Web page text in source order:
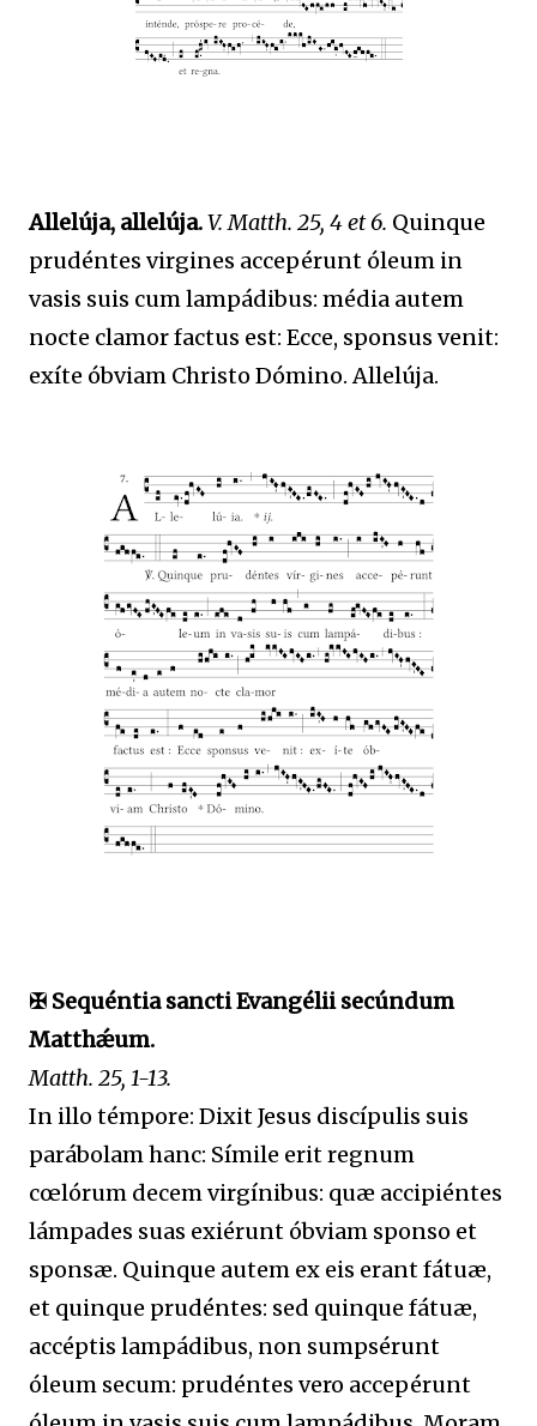
Allelúja, allelúja.V. Matth. 25, 4 et 6. Quinque
prudéntes virgines accepérunt óleum in
vasis suis cum lampádibus: média autem
nocte clamor factus est: Ecce, sponsus venit:
exíte óbviam Christo Dómino. Allelúja.
✠ Sequéntia sancti Evangélii secúndum
Matthǽum.
Matth. 25, 1-13.
In illo témpore: Dixit Jesus discípulis suis
parábolam hanc: Símile erit regnum
cœlórum decem virgínibus: quæ accipiéntes
lámpades suas exiérunt óbviam sponso et
sponsæ. Quinque autem ex eis erant fátuæ,
et quinque prudéntes: sed quinque fátuæ,
accéptis lampádibus, non sumpsérunt
óleum secum: prudéntes vero accepérunt